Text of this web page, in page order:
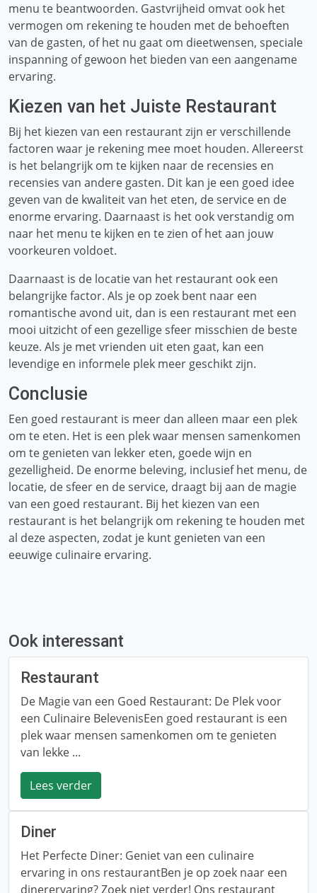
menu te beantwoorden. Gastvrijheid omvat ook het
vermogen om rekening te houden met de behoeften
van de gasten, of het nu gaat om dieetwensen, speciale
inspanning of gewoon het bieden van een aangename
ervaring.
Kiezen van het Juiste Restaurant
Bij het kiezen van een restaurant zijn er verschillende
factoren waar je rekening mee moet houden. Allereerst
is het belangrijk om te kijken naar de recensies en
recensies van andere gasten. Dit kan je een goed idee
geven van de kwaliteit van het eten, de service en de
enorme ervaring. Daarnaast is het ook verstandig om
naar het menu te kijken en te zien of het aan jouw
voorkeuren voldoet.
Daarnaast is de locatie van het restaurant ook een
belangrijke factor. Als je op zoek bent naar een
romantische avond uit, dan is een restaurant met een
mooi uitzicht of een gezellige sfeer misschien de beste
keuze. Als je met vrienden uit eten gaat, kan een
levendige en informele plek meer geschikt zijn.
Conclusie
Een goed restaurant is meer dan alleen maar een plek
om te eten. Het is een plek waar mensen samenkomen
om te genieten van lekker eten, goede wijn en
gezelligheid. De enorme beleving, inclusief het menu, de
locatie, de sfeer en de service, draagt ​​bij aan de magie
van een goed restaurant. Bij het kiezen van een
restaurant is het belangrijk om rekening te houden met
al deze aspecten, zodat je kunt genieten van een
eeuwige culinaire ervaring.
Ook interessant
Restaurant
De Magie van een Goed Restaurant: De Plek voor
een Culinaire BelevenisEen goed restaurant is een
plek waar mensen samenkomen om te genieten
van lekke ...
Lees verder
Diner
Het Perfecte Diner: Geniet van een culinaire
ervaring in ons restaurantBen je op zoek naar een
dinerervaring? Zoek niet verder! Ons restaurant